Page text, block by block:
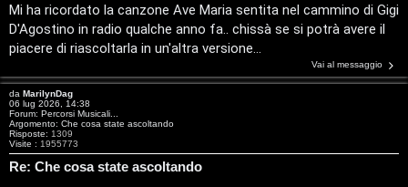
r
i
s
p
o
Mi ha ricordato la canzone Ave Maria sentita nel cammino di Gigi
D'Agostino in radio qualche anno fa.. chissà se si potrà avere il
piacere di riascoltarla in un'altra versione...
Vai al messaggio
da MarilynDag
06 lug 2026, 14:38
Forum: Percorsi Musicali...
Argomento: Che cosa state ascoltando
Risposte: 1309
Visite : 1955773
Re: Che cosa state ascoltando
i
D
'
A
g
o